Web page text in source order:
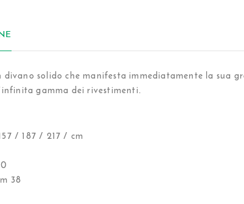
divano solido che manifesta immediatamente la sua
gamma dei rivestimenti.
/ 187 / 217 / cm
38